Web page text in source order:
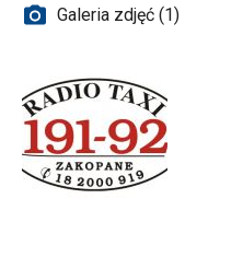
Galeria zdjęć (1)